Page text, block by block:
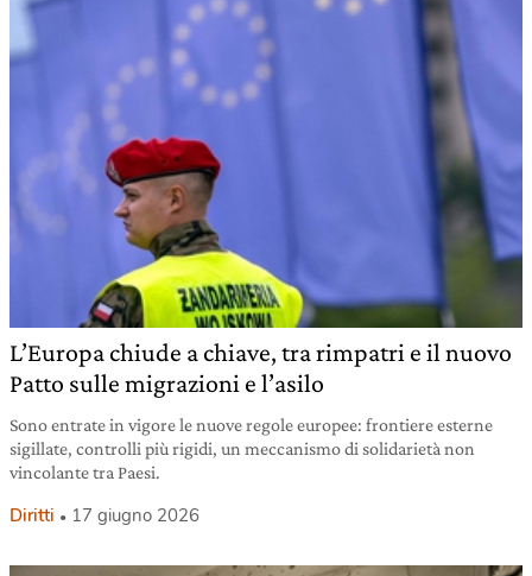
L’Europa chiude a chiave, tra rimpatri e il nuovo
Patto sulle migrazioni e l’asilo
Sono entrate in vigore le nuove regole europee: frontiere esterne
sigillate, controlli più rigidi, un meccanismo di solidarietà non
vincolante tra Paesi.
Diritti 17 giugno 2026